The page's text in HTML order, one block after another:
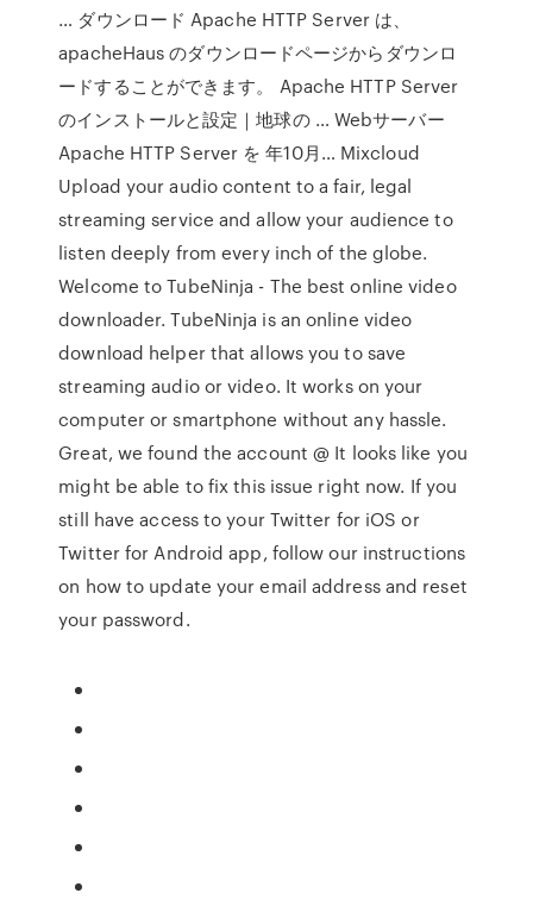
… ダウンロード Apache HTTP Server は、
apacheHaus のダウンロードページからダウンロ
ードすることができます。 Apache HTTP Server
のインストールと設定｜地球の … Webサーバー
Apache HTTP Server を 年10月… Mixcloud
Upload your audio content to a fair, legal
streaming service and allow your audience to
listen deeply from every inch of the globe.
Welcome to TubeNinja - The best online video
downloader. TubeNinja is an online video
download helper that allows you to save
streaming audio or video. It works on your
computer or smartphone without any hassle.
Great, we found the account @ It looks like you
might be able to fix this issue right now. If you
still have access to your Twitter for iOS or
Twitter for Android app, follow our instructions
on how to update your email address and reset
your password.